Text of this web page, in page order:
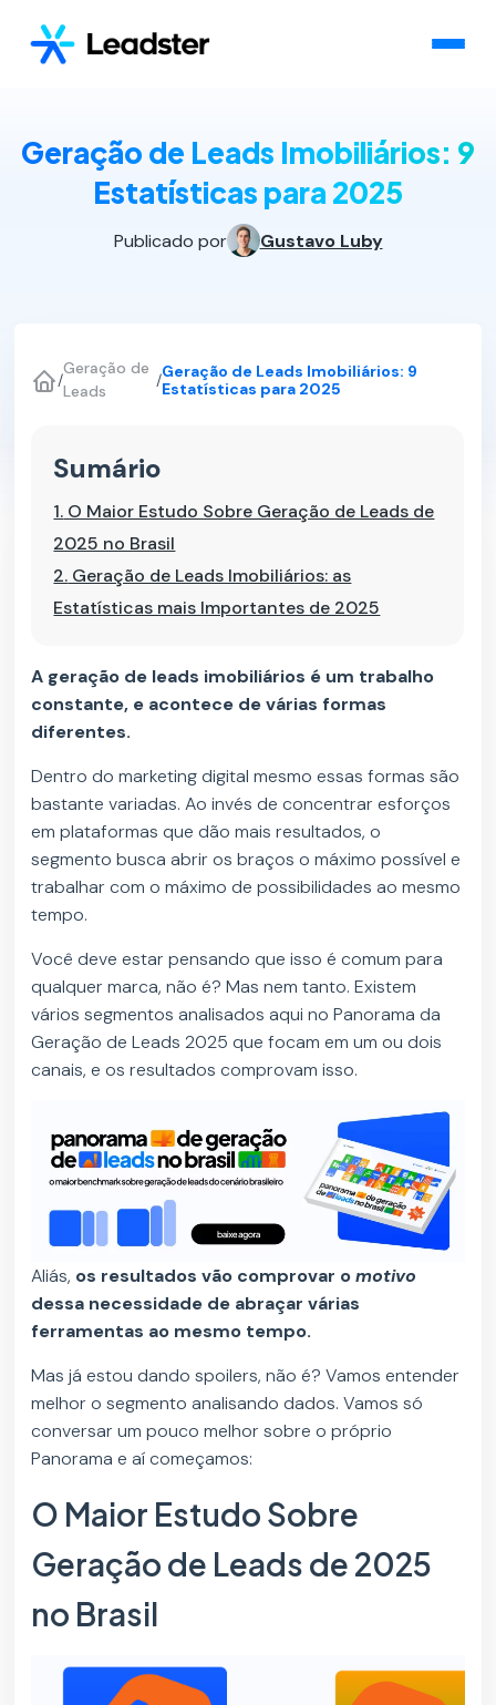
Geração de Leads Imobiliários: 9
Estatísticas para 2025
Publicado por Gustavo Luby
/
Geração de
Leads
/Geração de Leads Imobiliários: 9
Estatísticas para 2025
Sumário
1. O Maior Estudo Sobre Geração de Leads de
2025 no Brasil
2. Geração de Leads Imobiliários: as
Estatísticas mais Importantes de 2025
A geração de leads imobiliários é um trabalho
constante, e acontece de várias formas
diferentes.
Dentro do marketing digital mesmo essas formas são
bastante variadas. Ao invés de concentrar esforços
em plataformas que dão mais resultados, o
segmento busca abrir os braços o máximo possível e
trabalhar com o máximo de possibilidades ao mesmo
tempo.
Você deve estar pensando que isso é comum para
qualquer marca, não é? Mas nem tanto. Existem
vários segmentos analisados aqui no Panorama da
Geração de Leads 2025 que focam em um ou dois
canais, e os resultados comprovam isso.
Aliás, os resultados vão comprovar omotivo
dessa necessidade de abraçar várias
ferramentas ao mesmo tempo.
Mas já estou dando spoilers, não é? Vamos entender
melhor o segmento analisando dados. Vamos só
conversar um pouco melhor sobre o próprio
Panorama e aí começamos:
O Maior Estudo Sobre
Geração de Leads de 2025
no Brasil